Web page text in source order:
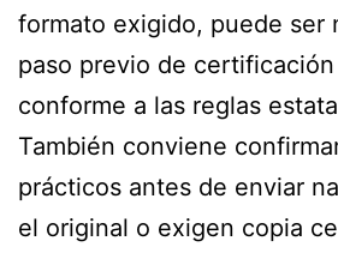
formato exigido, puede ser
paso previo de
conforme a las reglas
También conviene
prácticos antes de enviar
el original o exigen copia